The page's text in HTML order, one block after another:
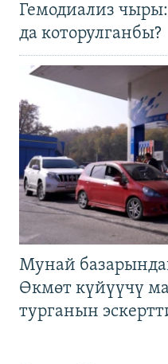
Гемодиализ
да которулганбы?
Мунай
Өкмөт күйүүчү
турганын